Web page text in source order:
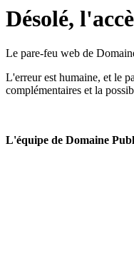
Désolé,
Le pare-feu web de
L'erreur est humaine, et le
complémentaires et la
L'équipe de Domaine